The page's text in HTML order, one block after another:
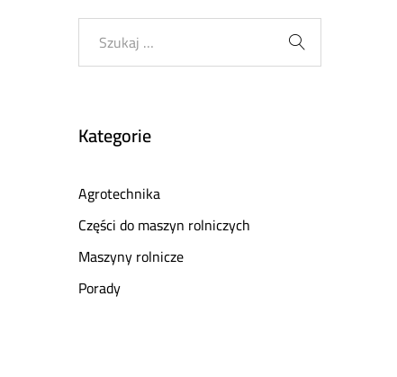
Kategorie
Agrotechnika
Części do maszyn rolniczych
Maszyny rolnicze
Porady